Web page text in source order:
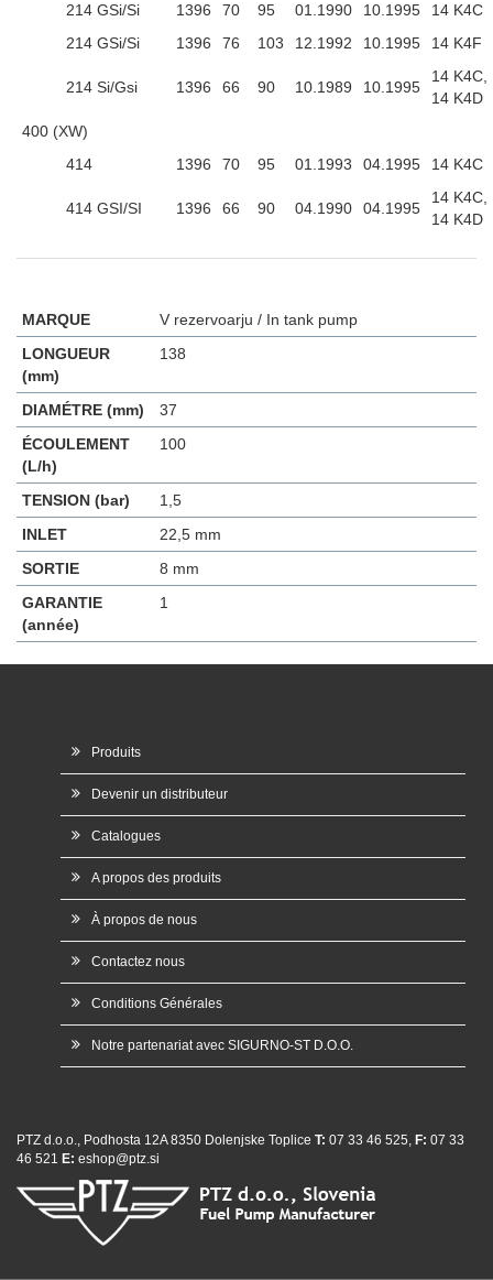
214 GSi/Si
1396 70 95 01.1990 10.1995
14 K4C
214 GSi/Si
1396 76 103 12.1992 10.1995 14 K4F
214 Si/Gsi 1396 66 90 10.1989 10.1995
14 K4C,
14 K4D
400 (XW)
414
1396 70 95 01.1993 04.1995 14 K4C
414 GSI/SI 1396 66 90 04.1990 04.1995
14 K4C,
14 K4D
MARQUE
V rezervoarju / In tank pump
LONGUEUR
(mm)
138
DIAMÉTRE (mm)
37
ÉCOULEMENT
(L/h)
100
TENSION (bar)
1,5
INLET
22,5 mm
SORTIE
8 mm
GARANTIE
(année)
1
Produits
Devenir un distributeur
Catalogues
A propos des produits
À propos de nous
Contactez nous
Conditions Générales
Notre partenariat avec SIGURNO-ST D.O.O.
PTZ d.o.o., Podhosta 12A 8350 Dolenjske Toplice T: 07 33 46 525, F: 07 33
46 521 E: eshop@ptz.si